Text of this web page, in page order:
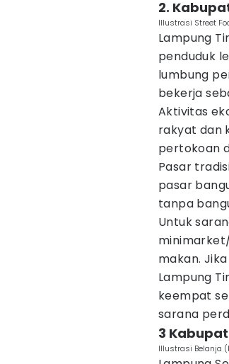
2.
Illustrasi Street
Lampung
penduduk
lumbung
bekerja
Aktivitas
rakyat dan
pertokoan
Pasar
pasar
tanpa
Untuk
makan.
Lampung
keempat
sarana
3
Illustrasi Belanja